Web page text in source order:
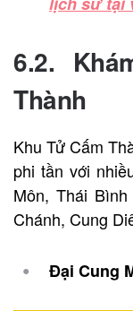
6.2.
Thành
Khu Tử Cấm
phi tần với
Môn, Thái
Chánh, Cung
Đại Cung